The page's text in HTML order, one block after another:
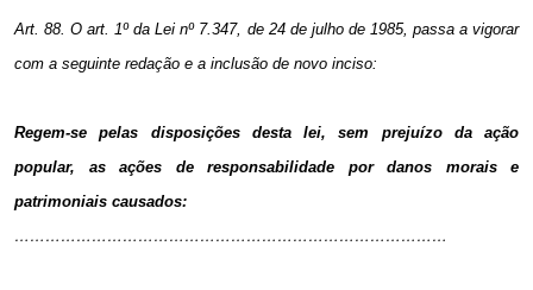
Art. 88. O art. 1º da Lei nº 7.347, de 24 de julho de 1985, passa a vigorar
com a seguinte redação e a inclusão de novo inciso:
Regem-se pelas disposições desta lei, sem prejuízo da ação
popular, as ações de responsabilidade por danos morais e
patrimoniais causados:
…………………………………………………………………………